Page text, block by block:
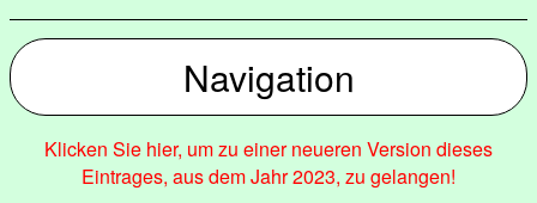
Navigation
Klicken Sie hier, um zu einer neueren Version dieses
Eintrages, aus dem Jahr 2023, zu gelangen!